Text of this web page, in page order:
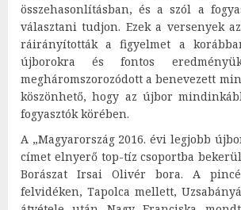
összehasonlításban, és a szól a
választani tudjon. Ezek a versenyek
ráirányították a figyelmet a
újborokra és fontos
megháromszorozódott a benevezett
köszönhető, hogy az újbor
fogyasztók körében.
A „Magyarország 2016. évi legjobb
címet elnyerő top-tíz csoportba
Borászat Irsai Olivér bora. A
felvidéken, Tapolca mellett,